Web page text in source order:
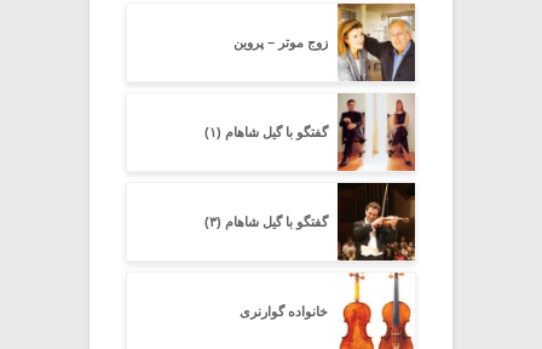
زوج موتر – پروین
گفتگو با گیل شاهام (۱)
گفتگو با گیل شاهام (۳)
خانواده گوارنری